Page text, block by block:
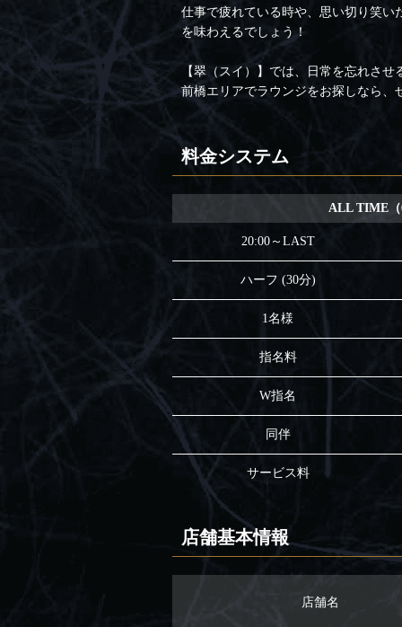
仕事で疲れている時や、思い切り笑い
を味わえるでしょう！
【翠（スイ）】では、日常を忘れさ
前橋エリアでラウンジをお探しなら、
料金システム
ALL TIME（
20:00～LAST
ハーフ (30分)
1名様
指名料
W指名
同伴
サービス料
店舗基本情報
店舗名